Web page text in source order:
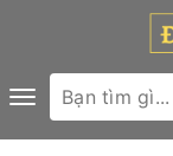
Toggle
navigation